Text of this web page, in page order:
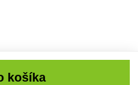
košíka